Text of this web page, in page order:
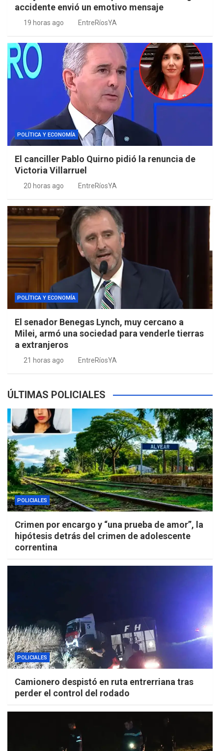
accidente envió un emotivo mensaje
19 horas ago EntreRíosYA
POLÍTICA Y ECONOMÍA
El canciller Pablo Quirno pidió la renuncia de
Victoria Villarruel
20 horas ago EntreRíosYA
POLÍTICA Y ECONOMÍA
El senador Benegas Lynch, muy cercano a
Milei, armó una sociedad para venderle tierras
a extranjeros
21 horas ago EntreRíosYA
ÚLTIMAS POLICIALES
POLICIALES
Crimen por encargo y “una prueba de amor”, la
hipótesis detrás del crimen de adolescente
correntina
POLICIALES
Camionero despistó en ruta entrerriana tras
perder el control del rodado